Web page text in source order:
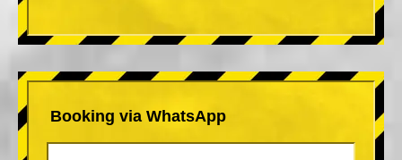
Booking via WhatsApp